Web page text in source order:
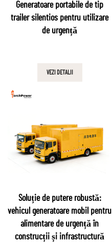
Generatoare portabile de tip
trailer silentios pentru utilizare
de urgență
VEZI DETALII
Soluție de putere robustă:
vehicul generatoare mobil pentru
alimentare de urgență în
construcții și infrastructură